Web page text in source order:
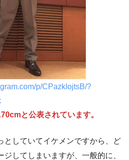
p/CPazkIojtsB/?
と公表されています。
としていてイケメンですから、ど
ジしてしまいますが、一般的に、